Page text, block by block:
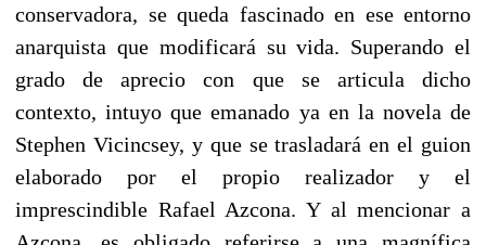
conservadora, se queda fascinado en ese entorno
anarquista que modificará su vida. Superando el
grado de aprecio con que se articula dicho
contexto, intuyo que emanado ya en la novela de
Stephen Vicincsey, y que se trasladará en el guion
elaborado por el propio realizador y el
imprescindible Rafael Azcona. Y al mencionar a